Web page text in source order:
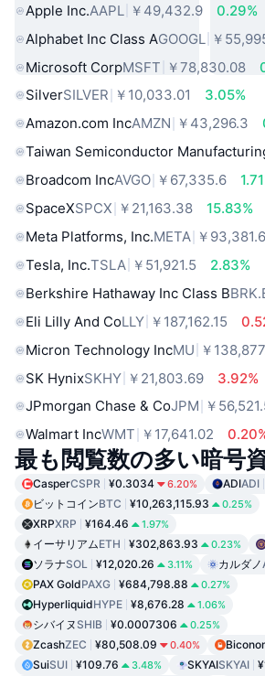
Apple Inc.AAPL ￥49,432.9
0.29%
Alphabet Inc Class AGOOGL ￥
Microsoft CorpMSFT ￥78,830.08
SilverSILVER ￥10,033.01
3.05%
Amazon.com IncAMZN ￥43,296.3
Taiwan Semiconductor
Broadcom IncAVGO ￥67,335.6
SpaceXSPCX ￥21,163.38
15.83%
Meta Platforms, Inc.META ￥
Tesla, Inc.TSLA ￥51,921.5
2.83%
Berkshire Hathaway Inc Class B
Eli Lilly And CoLLY ￥187,162.15
Micron Technology IncMU ￥
SK HynixSKHY ￥21,803.69
3.92%
JPmorgan Chase & CoJPM ￥
Walmart IncWMT ￥17,641.02
最も閲覧数の多い暗号
CasperCSPR ¥0.3034 6.20% ADIADI
ビットコインBTC ¥10,263,115.93 0.25%
XRPXRP ¥164.46 1.97%
イーサリアムETH ¥302,863.93 0.23%
ソラナSOL ¥12,020.26 3.11% カルダノ
PAX GoldPAXG ¥684,798.88 0.27%
HyperliquidHYPE ¥8,676.28 1.06%
シバイヌ SHIB ¥0.0007306 0.25%
ZcashZEC ¥80,508.09 0.40%
SuiSUI ¥109.76 3.48% SKYAISKYAI